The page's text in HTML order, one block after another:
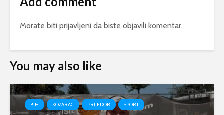
Morate biti prijavljeni da biste objavili komentar.
You may also like
BIH KOZARAC PRIJEDOR SPORT